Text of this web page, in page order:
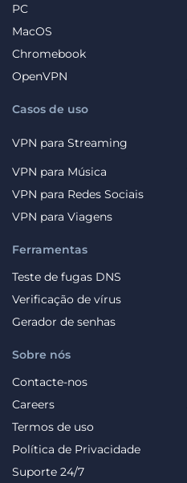
PC
MacOS
Chromebook
OpenVPN
Casos de uso
VPN para Streaming
VPN para Música
VPN para Redes Sociais
VPN para Viagens
Sobre nós
Contacte-nos
Careers
Termos de uso
Política de Privacidade
Suporte 24/7
Ferramentas
Teste de fugas DNS
Verificação de vírus
Gerador de senhas